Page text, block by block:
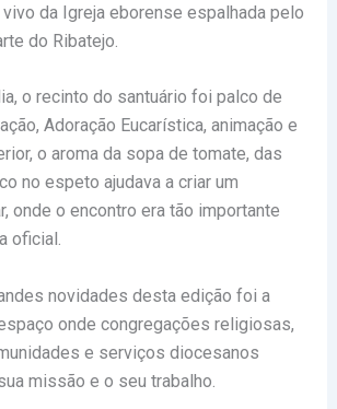
da Igreja eborense espalhada pelo
do Ribatejo.
o recinto do santuário foi palco de
Adoração Eucarística, animação e
o aroma da sopa de tomate, das
no espeto ajudava a criar um
onde o encontro era tão importante
oficial.
novidades desta edição foi a
onde congregações religiosas,
e serviços diocesanos
missão e o seu trabalho.